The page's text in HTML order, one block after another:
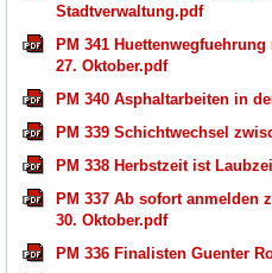
Stadtverwaltung.pdf
PM 341
27. Oktober.pdf
PM 340 Asphaltarbeiten in
PM 339 Schichtwechsel
PM 338 Herbstzeit ist
PM 337 Ab sofort anmelden
30. Oktober.pdf
PM 336 Finalisten Guenter